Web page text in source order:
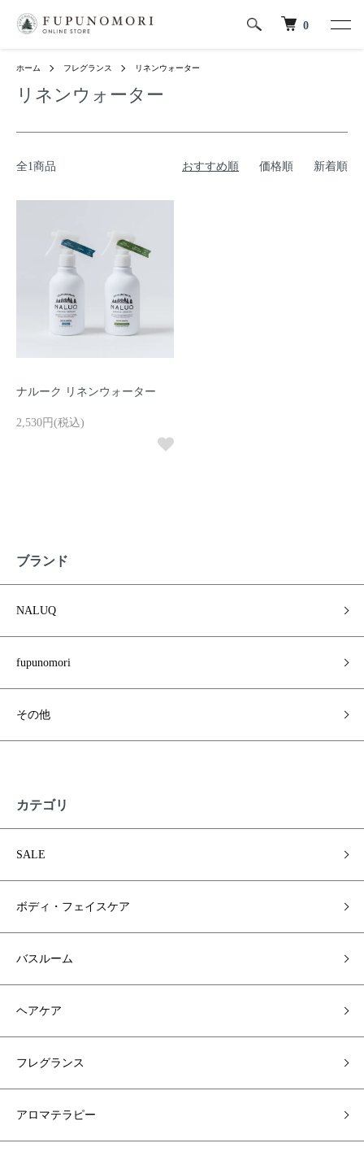
0
ホーム フレグランス リネンウォーター
リネンウォーター
全1商品 おすすめ順 価格順 新着順
ナルーク リネンウォーター
2,530円(税込)
ブランド
NALUQ
fupunomori
その他
カテゴリ
SALE
ボディ・フェイスケア
バスルーム
ヘアケア
フレグランス
アロマテラピー